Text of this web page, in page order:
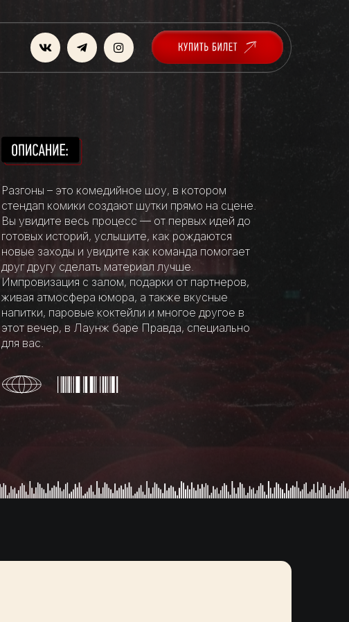
Разгоны – это комедийное шоу, в котором
стендап комики создают шутки прямо на сцене.
Вы увидите весь процесс — от первых идей до
готовых историй, услышите, как рождаются
новые заходы и увидите как команда помогает
друг другу сделать материал лучше.
Импровизация с залом, подарки от партнеров,
живая атмосфера юмора, а также вкусные
напитки, паровые коктейли и многое другое в
этот вечер, в Лаунж баре Правда, специально
для вас.